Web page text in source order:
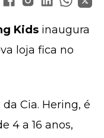
Kids inaugura
loja fica no
Cia. Hering, é
4 a 16 anos,